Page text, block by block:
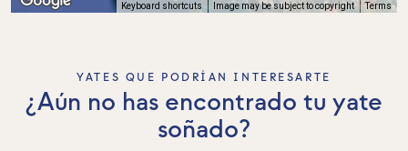
Keyboard shortcuts Image may be subject to copyright Terms
YATES QUE PODRÍAN INTERESARTE
¿Aún no has encontrado tu yate
soñado?